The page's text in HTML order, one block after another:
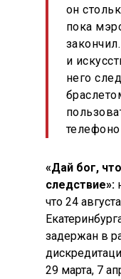
он
пока
и
него
«Дай бог,
следствие»:
что 24
задержан в
29 марта, 7